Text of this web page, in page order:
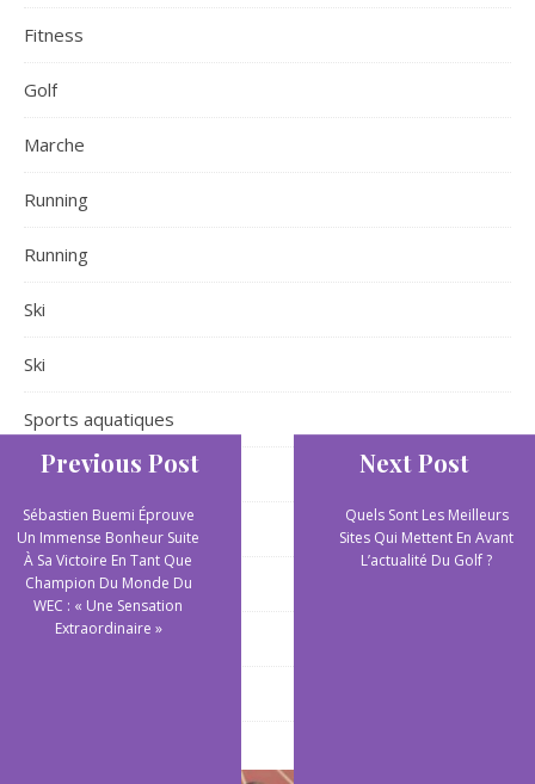
Fitness
Golf
Marche
Running
Running
Ski
Ski
Sports aquatiques
Sports aquatiques
Sports collectifs
Sports de plein air
Sports extrêmes
Previous Post
Sébastien Buemi Éprouve
Un Immense Bonheur Suite
À Sa Victoire En Tant Que
Champion Du Monde Du
WEC : « Une Sensation
Extraordinaire »
Next Post
Quels Sont Les Meilleurs
Sites Qui Mettent En Avant
L’actualité Du Golf ?